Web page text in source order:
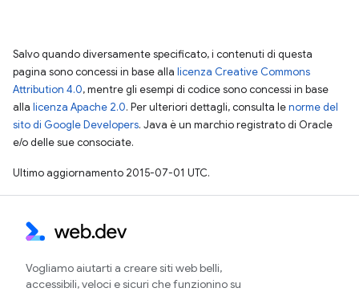
Salvo quando diversamente specificato, i contenuti di questa
pagina sono concessi in base alla licenza Creative Commons
Attribution 4.0, mentre gli esempi di codice sono concessi in base
alla licenza Apache 2.0. Per ulteriori dettagli, consulta lenorme del
sito di Google Developers. Java è un marchio registrato di Oracle
e/o delle sue consociate.
Ultimo aggiornamento 2015-07-01 UTC.
Vogliamo aiutarti a creare siti web belli,
accessibili, veloci e sicuri che funzionino su